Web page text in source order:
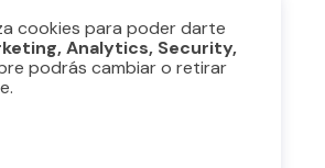
cookies para poder darte
Analytics, Security,
podrás cambiar o retirar